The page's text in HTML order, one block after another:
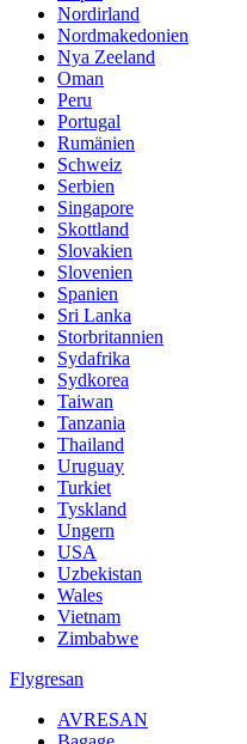
Nordirland
Nordmakedonien
Nya Zeeland
Oman
Peru
Portugal
Rumänien
Schweiz
Serbien
Singapore
Skottland
Slovakien
Slovenien
Spanien
Sri Lanka
Storbritannien
Sydafrika
Sydkorea
Taiwan
Tanzania
Thailand
Uruguay
Turkiet
Tyskland
Ungern
USA
Uzbekistan
Wales
Vietnam
Zimbabwe
Flygresan
AVRESAN